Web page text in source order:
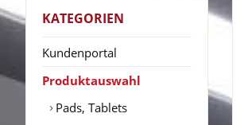
KATEGORIEN
Kundenportal
Produktauswahl
Pads, Tablets